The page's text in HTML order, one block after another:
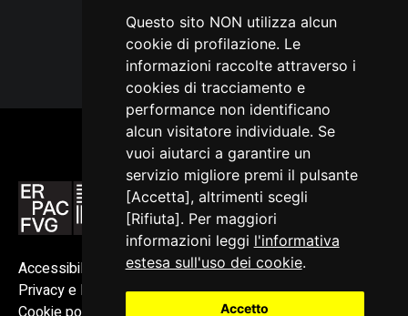
Questo sito NON utilizza alcun
cookie di profilazione. Le
informazioni raccolte attraverso i
cookies di tracciamento e
performance non identificano
alcun visitatore individuale. Se
vuoi aiutarci a garantire un
servizio migliore premi il pulsante
[Accetta], altrimenti scegli
[Rifiuta]. Per maggiori
informazioni leggi l'informativa
estesa sull'uso dei cookie.
Accetto
Accessibilità
Privacy e Note legali